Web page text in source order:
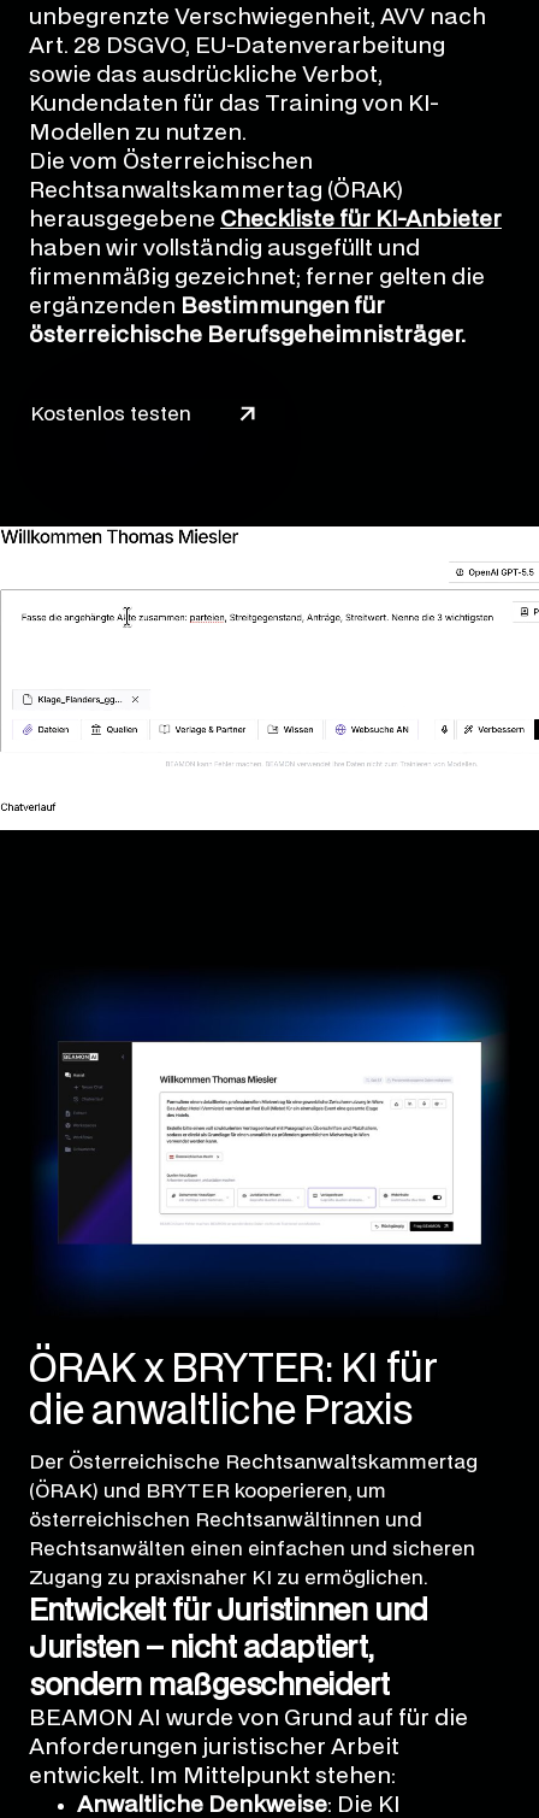
unbegrenzte Verschwiegenheit, AVV nach
Art. 28 DSGVO, EU-Datenverarbeitung
sowie das ausdrückliche Verbot,
Kundendaten für das Training von KI-
Modellen zu nutzen.
Die vom Österreichischen
Rechtsanwaltskammertag (ÖRAK)
herausgegebene Checkliste für KI-Anbieter
haben wir vollständig ausgefüllt und
firmenmäßig gezeichnet; ferner gelten die
ergänzenden Bestimmungen für
österreichische Berufsgeheimnisträger.
Kostenlos testen
ÖRAK x BRYTER: KI für
die anwaltliche Praxis
Der Österreichische Rechtsanwaltskammertag
(ÖRAK) und BRYTER kooperieren, um
österreichischen Rechtsanwältinnen und
Rechtsanwälten einen einfachen und sicheren
Zugang zu praxisnaher KI zu ermöglichen.
Entwickelt für Juristinnen und
Juristen – nicht adaptiert,
sondern maßgeschneidert
BEAMON AI wurde von Grund auf für die
Anforderungen juristischer Arbeit
entwickelt. Im Mittelpunkt stehen:
Anwaltliche Denkweise: Die KI